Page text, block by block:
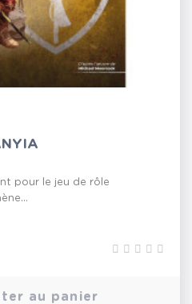
pour le jeu de rôle
au panier